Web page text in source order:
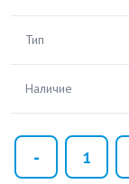
Тип
Наличие